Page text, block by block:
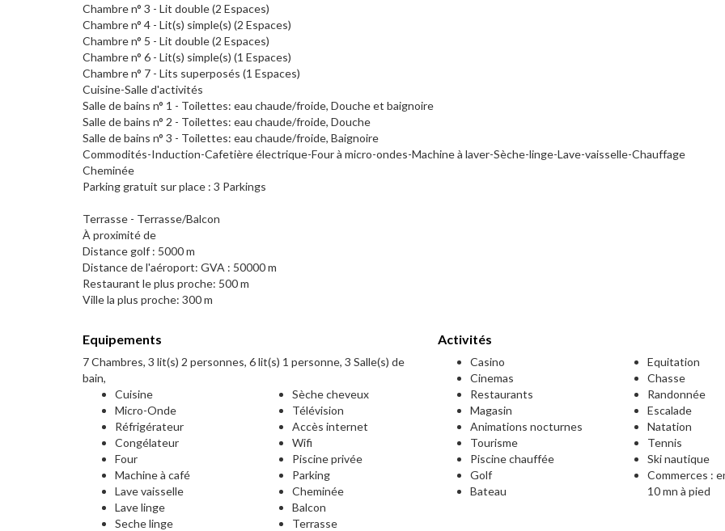
Chambre n° 3 - Lit double (2 Espaces)
Chambre n° 4 - Lit(s) simple(s) (2 Espaces)
Chambre n° 5 - Lit double (2 Espaces)
Chambre n° 6 - Lit(s) simple(s) (1 Espaces)
Chambre n° 7 - Lits superposés (1 Espaces)
Cuisine-Salle d'activités
Salle de bains n° 1 - Toilettes: eau chaude/froide, Douche et baignoire
Salle de bains n° 2 - Toilettes: eau chaude/froide, Douche
Salle de bains n° 3 - Toilettes: eau chaude/froide, Baignoire
Commodités-Induction-Cafetière électrique-Four à micro-ondes-Machine à laver-Sèche-linge-Lave-vaisselle-Chauffage
Cheminée
Parking gratuit sur place : 3 Parkings
Terrasse - Terrasse/Balcon
À proximité de
Distance golf : 5000 m
Distance de l'aéroport: GVA : 50000 m
Restaurant le plus proche: 500 m
Ville la plus proche: 300 m
Equipements
7 Chambres, 3 lit(s) 2 personnes, 6 lit(s) 1 personne, 3 Salle(s) de
bain,
Cuisine
Micro-Onde
Réfrigérateur
Congélateur
Four
Machine à café
Lave vaisselle
Lave linge
Seche linge
Sèche cheveux
Télévision
Accès internet
Wifi
Piscine privée
Parking
Cheminée
Balcon
Terrasse
Activités
Casino
Cinemas
Restaurants
Magasin
Animations nocturnes
Tourisme
Piscine chauffée
Golf
Bateau
Equitation
Chasse
Randonnée
Escalade
Natation
Tennis
Ski nautique
Commerces :
10 mn à pied